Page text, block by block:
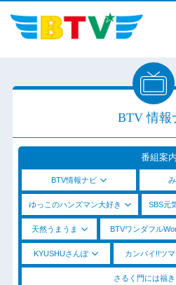
BTV 情報
番組案内
BTV情報ナビ
ゆっこのハンズマン大好き SBS元
天然うまうま BTVワンダフル
KYUSHUさんぽ カンパイ!!ツ
さるく門には福